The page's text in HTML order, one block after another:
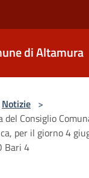
di Altamura
Notizie >
del Consiglio
per il giorno 4
Bari 4